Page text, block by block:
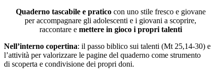
Quaderno tascabile e praticocon uno stile fresco e giovane
per accompagnare gli adolescenti e i giovani a scoprire,
raccontare e mettere in gioco i propri talenti
Nell’interno copertina: il passo biblico sui talenti (Mt 25,14-30) e
l’attività per valorizzare le pagine del quaderno come strumento
di scoperta e condivisione dei propri doni.